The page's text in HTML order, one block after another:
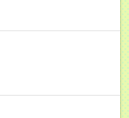
与は本採用時と同じ